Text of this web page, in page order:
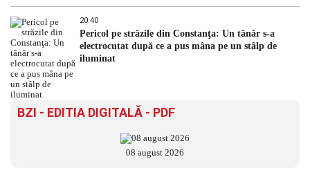
20:40
Pericol pe străzile din Constanţa: Un tânăr s-a
electrocutat după ce a pus mâna pe un stâlp de
iluminat
BZI - EDITIA DIGITALĂ - PDF
08 august 2026